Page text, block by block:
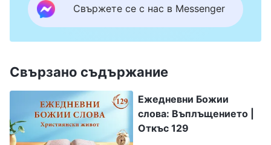
Свържете се с нас в Messenger
Свързано съдържание
Ежедневни Божии
слова: Въплъщението |
Откъс 129